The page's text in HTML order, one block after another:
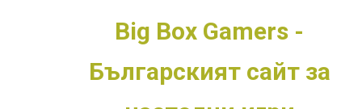
Switch skin
Big Box Gamers -
Българският сайт за